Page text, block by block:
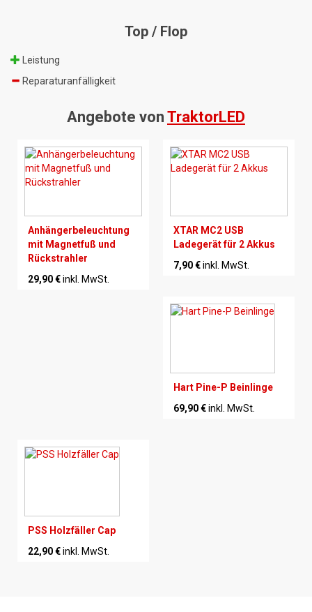
Top / Flop
Leistung
Reparaturanfälligkeit
Angebote von TraktorLED
Anhängerbeleuchtung
mit Magnetfuß und
Rückstrahler
29,90 €inkl. MwSt.
XTAR MC2 USB
Ladegerät für 2 Akkus
7,90 €inkl. MwSt.
Hart Pine-P Beinlinge
69,90 €inkl. MwSt.
PSS Holzfäller Cap
22,90 €inkl. MwSt.